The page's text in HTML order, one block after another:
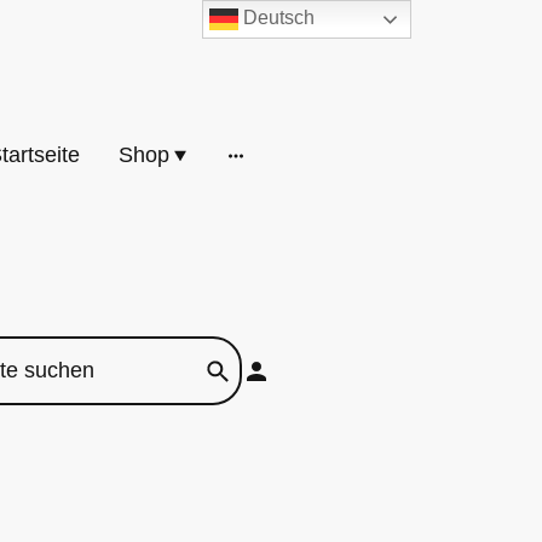
Shop
Deutsch